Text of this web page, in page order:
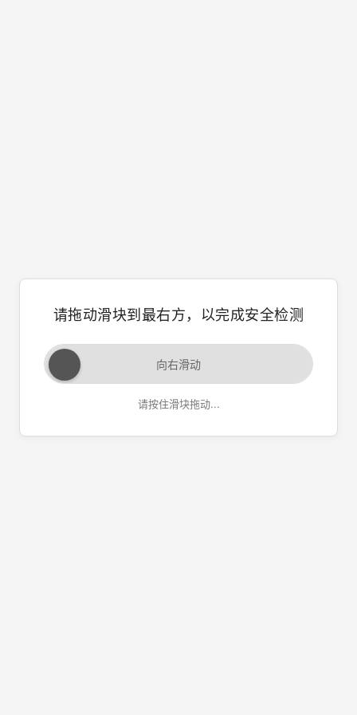
请拖动滑块到最右方，以完成安全检测
向右滑动
请按住滑块拖动...